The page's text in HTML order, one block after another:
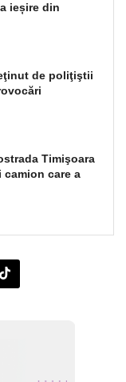
ieșire din
de poliţiştii
Timişoara
care a